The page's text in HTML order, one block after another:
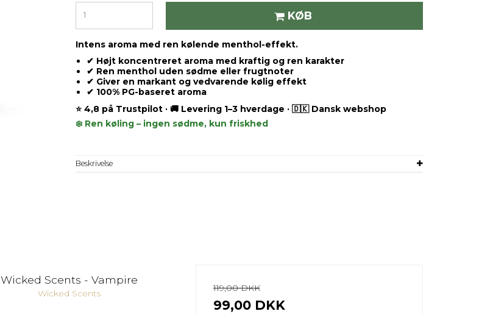
KØB
Intens aroma med ren kølende menthol-effekt.
✔ Højt koncentreret aroma med kraftig og ren karakter
✔ Ren menthol uden sødme eller frugtnoter
✔ Giver en markant og vedvarende kølig effekt
✔ 100% PG-baseret aroma
⭐ 4,8 på Trustpilot · 🚚 Levering 1–3 hverdage · 🇩🇰 Dansk webshop
❄️ Ren køling – ingen sødme, kun friskhed
Beskrivelse
Wicked Scents - Vampire
Wicked Scents
119,00 DKK
99,00 DKK